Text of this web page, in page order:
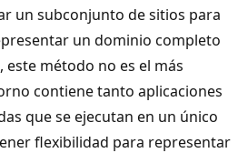
un subconjunto de sitios para
un dominio completo
este método no es el más
contiene tanto aplicaciones
que se ejecutan en un único
flexibilidad para representar